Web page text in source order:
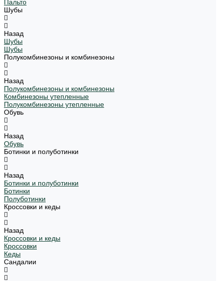
Пальто
Шубы
Назад
Шубы
Шубы
Полукомбинезоны и комбинезоны
Назад
Полукомбинезоны и комбинезоны
Комбинезоны утепленные
Полукомбинезоны утепленные
Обувь
Назад
Обувь
Ботинки и полуботинки
Назад
Ботинки и полуботинки
Ботинки
Полуботинки
Кроссовки и кеды
Назад
Кроссовки и кеды
Кроссовки
Кеды
Сандалии